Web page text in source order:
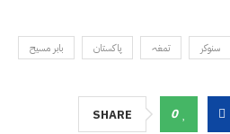
بابر مسیح پاکستان تمغہ سنوکر
SHARE 0